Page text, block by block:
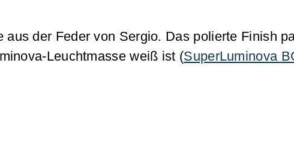
der Feder von Sergio. Das polierte Finish
Leuchtmasse weiß ist (SuperLuminova